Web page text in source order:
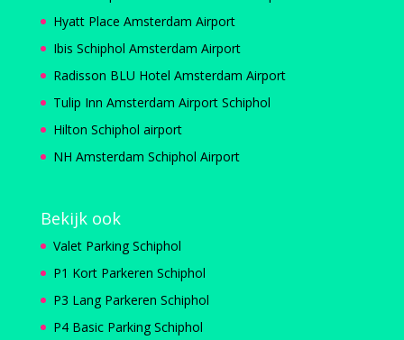
Hyatt Place Amsterdam Airport
Ibis Schiphol Amsterdam Airport
Radisson BLU Hotel Amsterdam Airport
Tulip Inn Amsterdam Airport Schiphol
Hilton Schiphol airport
NH Amsterdam Schiphol Airport
Bekijk ook
Valet Parking Schiphol
P1 Kort Parkeren Schiphol
P3 Lang Parkeren Schiphol
P4 Basic Parking Schiphol